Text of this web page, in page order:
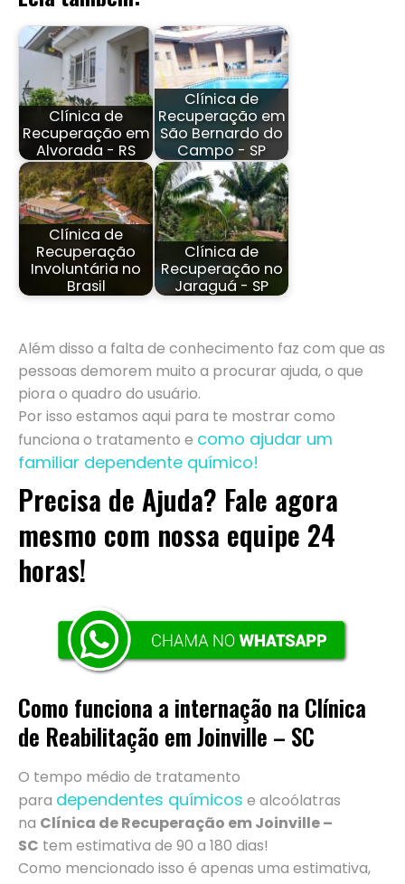
Clínica de
Recuperação em
Alvorada - RS
Clínica de
Recuperação em
São Bernardo do
Campo - SP
Clínica de
Recuperação
Involuntária no
Brasil
Clínica de
Recuperação no
Jaraguá - SP
Além disso a falta de conhecimento faz com que as
pessoas demorem muito a procurar ajuda, o que
piora o quadro do usuário.
Por isso estamos aqui para te mostrar como
funciona o tratamento e como ajudar um
familiar dependente químico!
Precisa de Ajuda? Fale agora
mesmo com nossa equipe 24
horas!
Como funciona a internação na Clínica
de Reabilitação em Joinville – SC
O tempo médio de tratamento
para dependentes químicos e alcoólatras
na Clínica de Recuperação em Joinville –
SC tem estimativa de 90 a 180 dias!
Como mencionado isso é apenas uma estimativa,